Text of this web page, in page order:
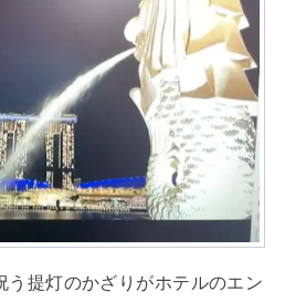
う提灯のかざりがホテルのエン